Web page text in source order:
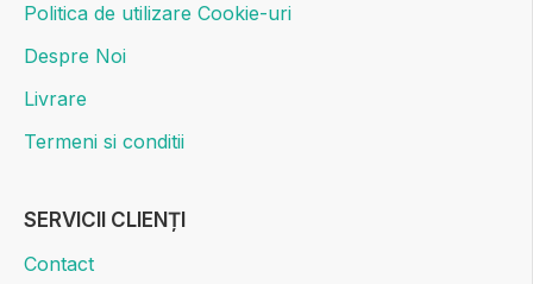
Politica de utilizare Cookie-uri
Despre Noi
Livrare
Termeni si conditii
SERVICII CLIENȚI
Contact